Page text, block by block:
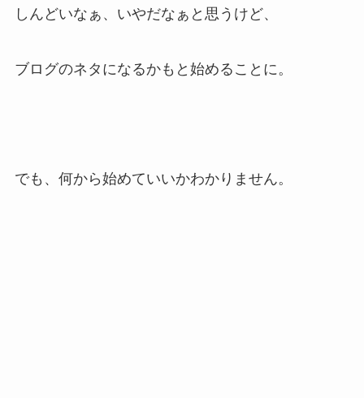
しんどいなぁ、いやだなぁと思うけど、
ブログのネタになるかもと始めることに。
でも、何から始めていいかわかりません。